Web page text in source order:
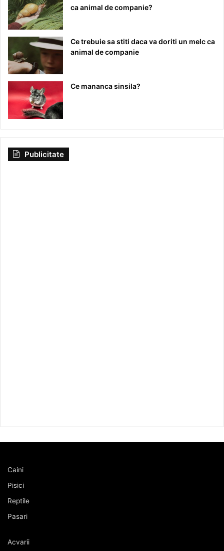
ca animal de companie?
Ce trebuie sa stiti daca va doriti un melc ca
animal de companie
Ce mananca sinsila?
Publicitate
Caini
Pisici
Reptile
Pasari
Acvarii